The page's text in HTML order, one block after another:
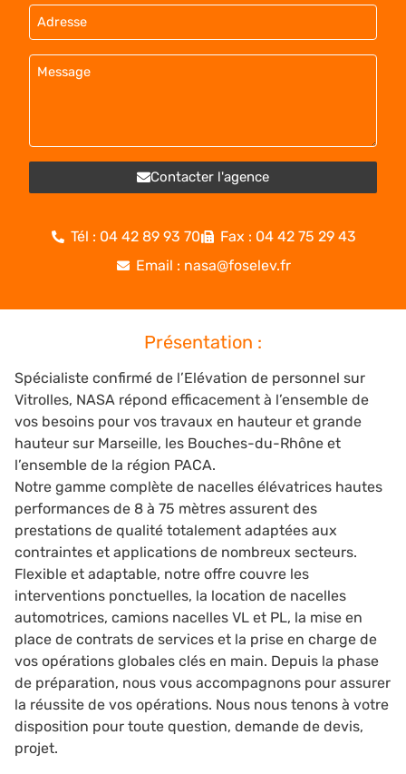
Contacter l'agence
Tél : 04 42 89 93 70
Fax : 04 42 75 29 43
Email : nasa@foselev.fr
Présentation :
Spécialiste confirmé de l’Elévation de personnel sur
Vitrolles, NASA répond efficacement à l’ensemble de
vos besoins pour vos travaux en hauteur et grande
hauteur sur Marseille, les Bouches-du-Rhône et
l’ensemble de la région PACA.
Notre gamme complète de nacelles élévatrices hautes
performances de 8 à 75 mètres assurent des
prestations de qualité totalement adaptées aux
contraintes et applications de nombreux secteurs.
Flexible et adaptable, notre offre couvre les
interventions ponctuelles, la location de nacelles
automotrices, camions nacelles VL et PL, la mise en
place de contrats de services et la prise en charge de
vos opérations globales clés en main. Depuis la phase
de préparation, nous vous accompagnons pour assurer
la réussite de vos opérations. Nous nous tenons à votre
disposition pour toute question, demande de devis,
projet.